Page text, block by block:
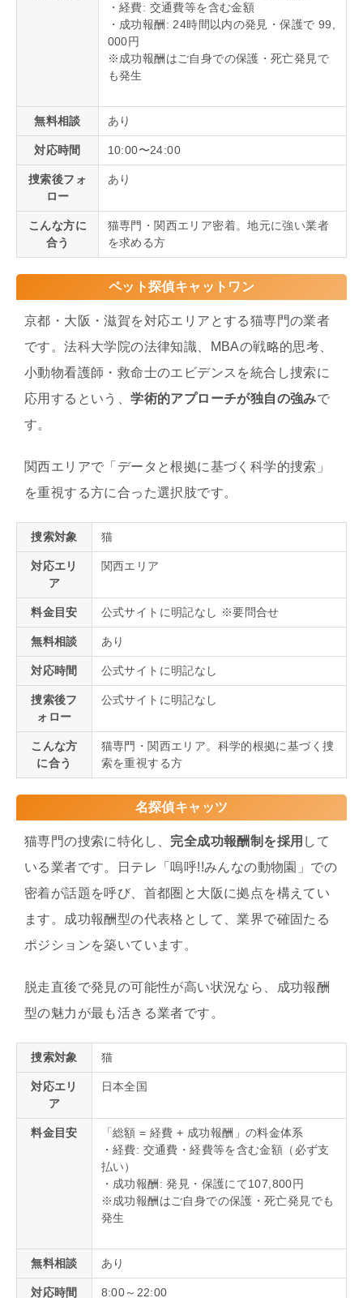
・経費: 交通費等を含む金額
・成功報酬: 24時間以内の発見・保護で 99,
000円
※成功報酬はご自身での保護・死亡発見で
も発生
無料相談 あり
対応時間 10:00〜24:00
捜索後フォ
ロー
あり
こんな方に
合う
猫専門・関西エリア密着。地元に強い業者
を求める方
ペット探偵キャットワン
京都・大阪・滋賀を対応エリアとする猫専門の業者
です。法科大学院の法律知識、MBAの戦略的思考、
小動物看護師・救命士のエビデンスを統合し捜索に
応用するという、学術的アプローチが独自の強みで
す。
関西エリアで「データと根拠に基づく科学的捜索」
を重視する方に合った選択肢です。
捜索対象 猫
対応エリ
ア
関西エリア
料金目安 公式サイトに明記なし ※要問合せ
無料相談 あり
対応時間 公式サイトに明記なし
捜索後フ
ォロー
公式サイトに明記なし
こんな方
に合う
猫専門・関西エリア。科学的根拠に基づく捜
索を重視する方
名探偵キャッツ
猫専門の捜索に特化し、 完全成功報酬制を採用 して
いる業者です。日テレ「嗚呼!!みんなの動物園」での
密着が話題を呼び、首都圏と大阪に拠点を構えてい
ます。成功報酬型の代表格として、業界で確固たる
ポジションを築いています。
脱走直後で発見の可能性が高い状況なら、成功報酬
型の魅力が最も活きる業者です。
捜索対象 猫
対応エリ
ア
日本全国
料金目安
「総額 = 経費 + 成功報酬」の料金体系
・経費: 交通費・経費等を含む金額（必ず支
払い）
・成功報酬: 発見・保護にて107,800円
※成功報酬はご自身での保護・死亡発見でも
発生
無料相談 あり
対応時間 8:00～22:00